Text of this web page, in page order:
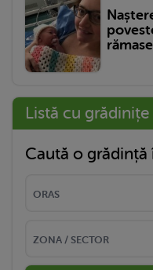
Listă cu grădinițe
Caută o grădință